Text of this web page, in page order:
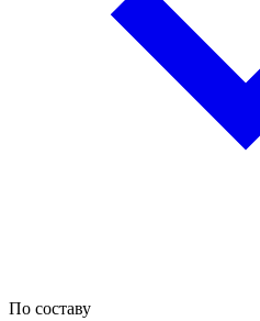
По составу